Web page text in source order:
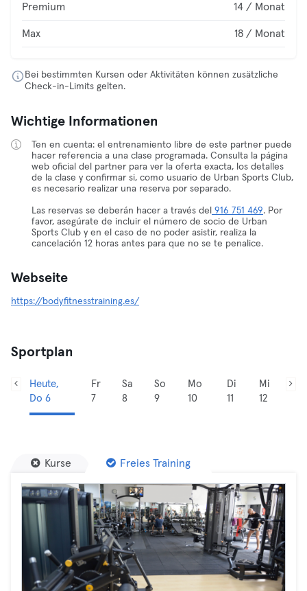
Premium 14 / Monat
Max 18 / Monat
Bei bestimmten Kursen oder Aktivitäten können zusätzliche
Check-in-Limits gelten.
Wichtige Informationen
Ten en cuenta: el entrenamiento libre de este partner puede
hacer referencia a una clase programada. Consulta la página
web oficial del partner para ver la oferta exacta, los detalles
de la clase y confirmar si, como usuario de Urban Sports Club,
es necesario realizar una reserva por separado.
Las reservas se deberán hacer a través del 916 751 469. Por
favor, asegúrate de incluir el número de socio de Urban
Sports Club y en el caso de no poder asistir, realiza la
cancelación 12 horas antes para que no se te penalice.
Webseite
https://bodyfitnesstraining.es/
Sportplan
Heute,
Do 6
Fr
7
Sa
8
So
9
Mo
10
Di
11
Mi
12
Kurse Freies Training